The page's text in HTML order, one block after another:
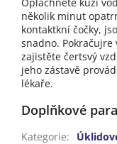
několik minut
kontaktkní čočky,
snadno.
zajistěte čertsvý
jeho zástavě
lékaře.
Doplňkové
Kategorie: